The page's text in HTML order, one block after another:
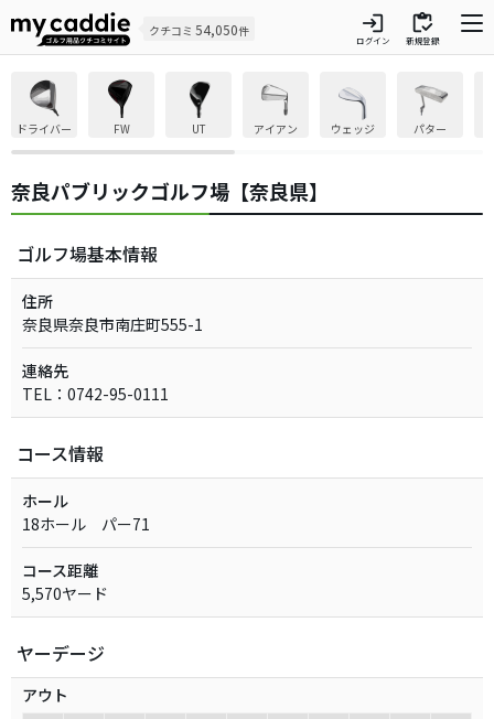
クチコミ 54,050件 login
ログイン
inventory
新規登録
ドライバー FW UT アイアン ウェッジ パター
奈良パブリックゴルフ場【奈良県】
ゴルフ場基本情報
住所
奈良県奈良市南庄町555-1
連絡先
TEL：0742-95-0111
コース情報
ホール
18ホール パー71
コース距離
5,570ヤード
ヤーデージ
アウト